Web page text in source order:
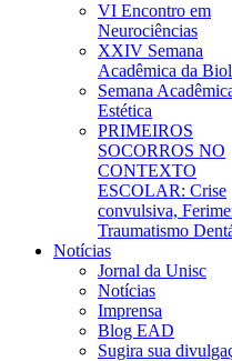
VI Encontro em
Neurociências
XXIV Semana
Acadêmica da
Semana
Estética
PRIMEIROS
SOCORROS NO
CONTEXTO
ESCOLAR: Crise
convulsiva,
Traumatismo
Notícias
Jornal da Unisc
Notícias
Imprensa
Blog EAD
Sugira sua